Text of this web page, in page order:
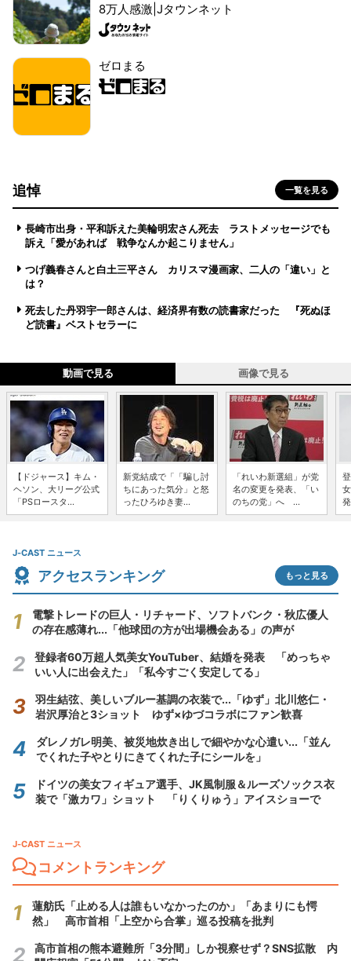
8万人感激|Jタウンネット
ゼロまる
追悼 一覧を見る
長崎市出身・平和訴えた美輪明宏さん死去 ラストメッセージでも
訴え「愛があれば 戦争なんか起こりません」
つげ義春さんと白土三平さん カリスマ漫画家、二人の「違い」と
は？
死去した丹羽宇一郎さんは、経済界有数の読書家だった 『死ぬほ
ど読書』ベストセラーに
動画で見る 画像で見る
【ドジャース】キム・
ヘソン、大リーグ公式
「PSロースタ...
新党結成で「「騙し討
ちにあった気分」と怒
ったひろゆき妻...
「れいわ新選組」が党
名の変更を発表、「い
のちの党」へ ...
J-CAST ニュース
アクセスランキング もっと見る
電撃トレードの巨人・リチャード、ソフトバンク・秋広優人
の存在感薄れ...「他球団の方が出場機会ある」の声が
登録者60万超人気美女YouTuber、結婚を発表 「めっちゃ
いい人に出会えた」「私今すごく安定してる」
羽生結弦、美しいブルー基調の衣装で...「ゆず」北川悠仁・
岩沢厚治と3ショット ゆず×ゆづコラボにファン歓喜
ダレノガレ明美、被災地炊き出しで細やかな心遣い...「並ん
でくれた子やとりにきてくれた子にシールを」
ドイツの美女フィギュア選手、JK風制服＆ルーズソックス衣
装で「激カワ」ショット 「りくりゅう」アイスショーで
J-CAST ニュース
コメントランキング
蓮舫氏「止める人は誰もいなかったのか」「あまりにも愕
然」 高市首相「上空から合掌」巡る投稿を批判
高市首相の熊本避難所「3分間」しか視察せず？SNS拡散 内